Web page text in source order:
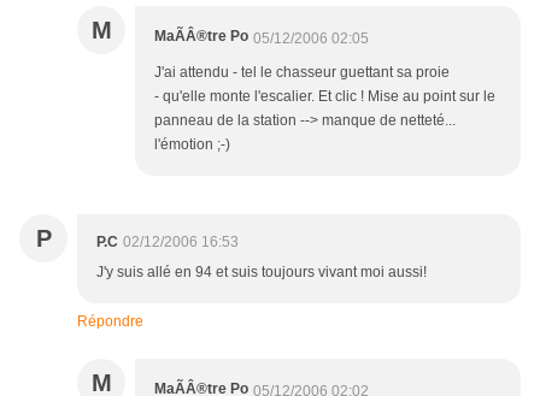
M MaÃÂ®tre Po 05/12/2006 02:05
J'ai attendu - tel le chasseur guettant sa proie
- qu'elle monte l'escalier. Et clic ! Mise au point sur le
panneau de la station --> manque de netteté...
l'émotion ;-)
P P.C 02/12/2006 16:53
J'y suis allé en 94 et suis toujours vivant moi aussi!
Répondre
M MaÃÂ®tre Po 05/12/2006 02:02